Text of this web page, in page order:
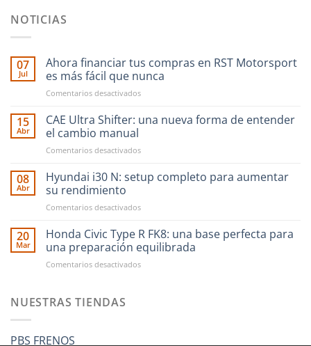
NOTICIAS
07
Jul
Ahora financiar tus compras en RST Motorsport
es más fácil que nunca
Comentarios desactivadosen
financiar
en
Motorsport
fácil
nunca
15
Abr
CAE Ultra Shifter: una nueva forma de entender
el cambio manual
Comentarios desactivadosen
Ultra
Shifter:
nueva
de
entender
cambio
08
Abr
Hyundai i30 N: setup completo para aumentar
su rendimiento
Comentarios desactivadosen
i30
setup
completo
20
Mar
Honda Civic Type R FK8: una base perfecta para
una preparación equilibrada
Comentarios desactivadosen
NUESTRAS TIENDAS
PBS FRENOS